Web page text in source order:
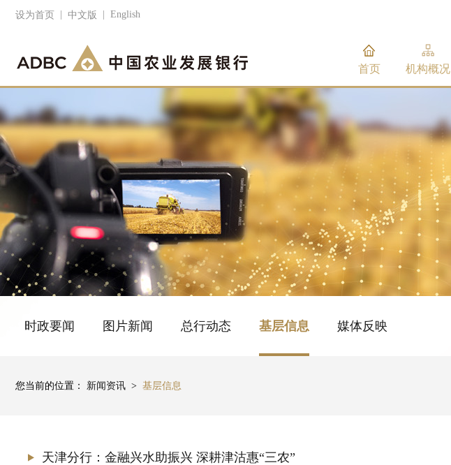
设为首页 中文版 English
首页 机构概况
时政要闻 图片新闻 总行动态 基层信息 媒体反映
您当前的位置： 新闻资讯 > 基层信息
天津分行：金融兴水助振兴 深耕津沽惠“三农”